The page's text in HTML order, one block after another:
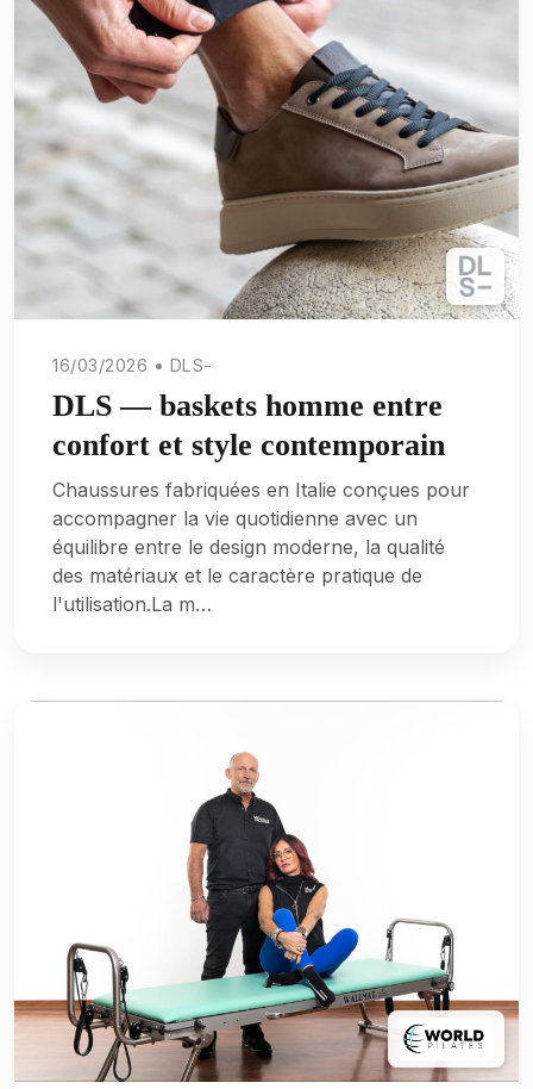
16/03/2026 • DLS-
DLS — baskets homme entre
confort et style contemporain
Chaussures fabriquées en Italie conçues pour
accompagner la vie quotidienne avec un
équilibre entre le design moderne, la qualité
des matériaux et le caractère pratique de
l'utilisation.La m…